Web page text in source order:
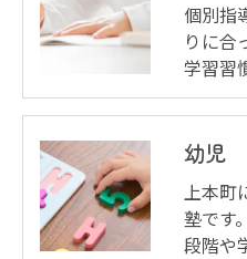
個別指
りに合
学習習
幼児
上本町
塾です
段階や